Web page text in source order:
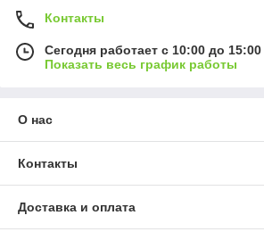
Контакты
Сегодня работает с 10:00 до 15:00
Показать весь график работы
О нас
Контакты
Доставка и оплата